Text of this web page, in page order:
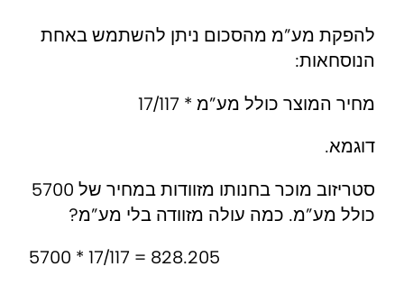
להפקת מע”מ מהסכום ניתן להשתמש באחת
הנוסחאות:
מחיר המוצר כולל מע”מ * 17/117
דוגמא.
סטריזוב מוכר בחנותו מזוודות במחיר של 5700
כולל מע”מ. כמה עולה מזוודה בלי מע”מ?
5700 * 17/117 = 828.205